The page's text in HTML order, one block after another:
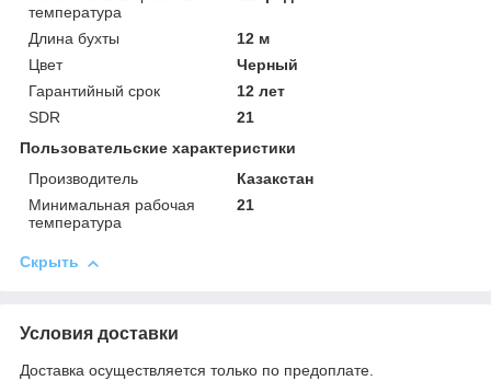
температура
Длина бухты
12 м
Цвет
Черный
Гарантийный срок
12 лет
SDR
21
Пользовательские характеристики
Производитель
Казакстан
Минимальная рабочая
температура
21
Скрыть
Условия доставки
Доставка осуществляется только по предоплате.